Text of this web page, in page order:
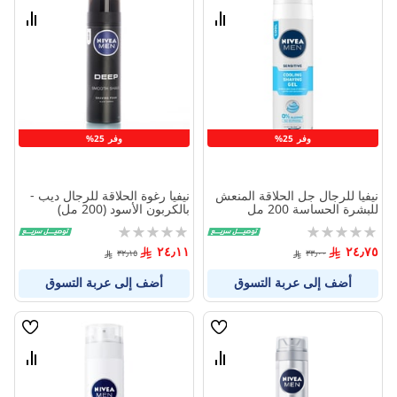
وفر 25%
قارن
نيفيا للرجال جل الحلاقة المنعش
للبشرة الحساسة 200 مل
Rating:
0%
٢٤٫٧٥ ٣٣٫٠٠
أضف إلى عربة التسوق
وفر 25%
قارن
نيفيا رغوة الحلاقة للرجال ديب -
بالكربون الأسود (200 مل)
Rating:
0%
٢٤٫١١ ٣٢٫١٥
أضف إلى عربة التسوق
قائمة
قارن
قائمة
قارن